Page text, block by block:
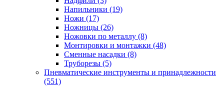
Напильники (19)
Ножи (17)
Ножницы (26)
Ножовки по металлу (8)
Монтировки и монтажки (48)
Сменные насадки (8)
Труборезы (5)
Пневматические инструменты и принадлежности
(551)